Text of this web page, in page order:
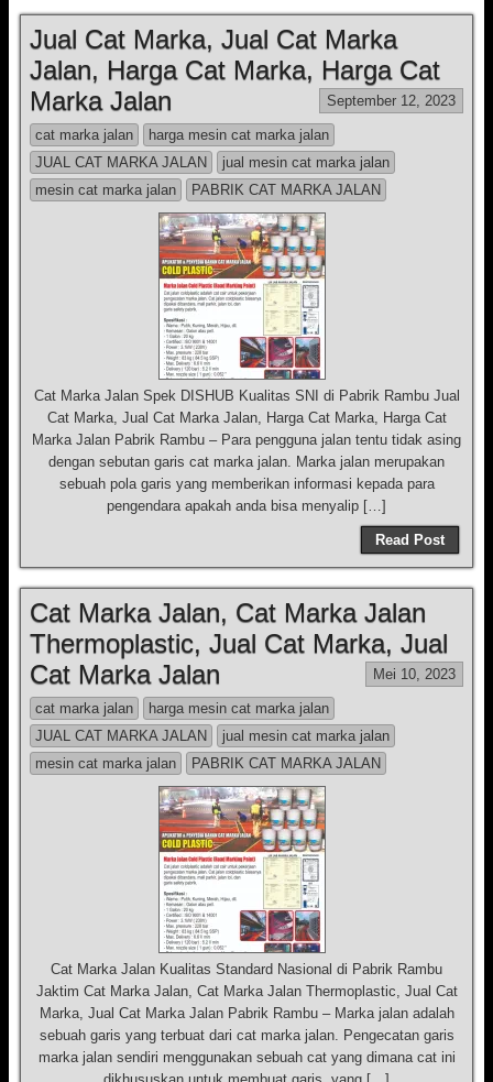
Jual Cat Marka, Jual Cat Marka
Jalan, Harga Cat Marka, Harga Cat
Marka Jalan
September 12, 2023
cat marka jalan
harga mesin cat marka jalan
JUAL CAT MARKA JALAN
jual mesin cat marka jalan
mesin cat marka jalan
PABRIK CAT MARKA JALAN
Cat Marka Jalan Spek DISHUB Kualitas SNI di Pabrik Rambu Jual
Cat Marka, Jual Cat Marka Jalan, Harga Cat Marka, Harga Cat
Marka Jalan Pabrik Rambu – Para pengguna jalan tentu tidak asing
dengan sebutan garis cat marka jalan. Marka jalan merupakan
sebuah pola garis yang memberikan informasi kepada para
pengendara apakah anda bisa menyalip […]
Read Post
Cat Marka Jalan, Cat Marka Jalan
Thermoplastic, Jual Cat Marka, Jual
Cat Marka Jalan
Mei 10, 2023
cat marka jalan
harga mesin cat marka jalan
JUAL CAT MARKA JALAN
jual mesin cat marka jalan
mesin cat marka jalan
PABRIK CAT MARKA JALAN
Cat Marka Jalan Kualitas Standard Nasional di Pabrik Rambu
Jaktim Cat Marka Jalan, Cat Marka Jalan Thermoplastic, Jual Cat
Marka, Jual Cat Marka Jalan Pabrik Rambu – Marka jalan adalah
sebuah garis yang terbuat dari cat marka jalan. Pengecatan garis
marka jalan sendiri menggunakan sebuah cat yang dimana cat ini